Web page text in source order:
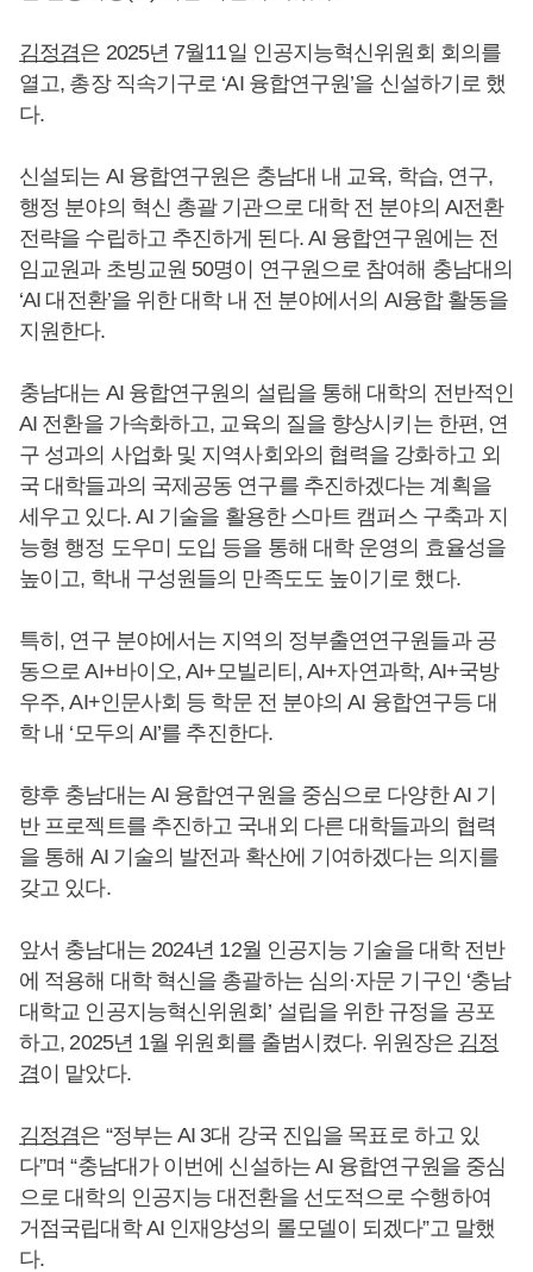
김정겸은 2025년 7월11일 인공지능혁신위원회 회의를
열고, 총장 직속기구로 ‘AI 융합연구원’을 신설하기로 했
다.
신설되는 AI 융합연구원은 충남대 내 교육, 학습, 연구,
행정 분야의 혁신 총괄 기관으로 대학 전 분야의 AI전환
전략을 수립하고 추진하게 된다. AI 융합연구원에는 전
임교원과 초빙교원 50명이 연구원으로 참여해 충남대의
‘AI 대전환’을 위한 대학 내 전 분야에서의 AI융합 활동을
지원한다.
충남대는 AI 융합연구원의 설립을 통해 대학의 전반적인
AI 전환을 가속화하고, 교육의 질을 향상시키는 한편, 연
구 성과의 사업화 및 지역사회와의 협력을 강화하고 외
국 대학들과의 국제공동 연구를 추진하겠다는 계획을
세우고 있다. AI 기술을 활용한 스마트 캠퍼스 구축과 지
능형 행정 도우미 도입 등을 통해 대학 운영의 효율성을
높이고, 학내 구성원들의 만족도도 높이기로 했다.
특히, 연구 분야에서는 지역의 정부출연연구원들과 공
동으로 AI+바이오, AI+모빌리티, AI+자연과학, AI+국방
우주, AI+인문사회 등 학문 전 분야의 AI 융합연구등 대
학 내 ‘모두의 AI’를 추진한다.
향후 충남대는 AI 융합연구원을 중심으로 다양한 AI 기
반 프로젝트를 추진하고 국내외 다른 대학들과의 협력
을 통해 AI 기술의 발전과 확산에 기여하겠다는 의지를
갖고 있다.
앞서 충남대는 2024년 12월 인공지능 기술을 대학 전반
에 적용해 대학 혁신을 총괄하는 심의·자문 기구인 ‘충남
대학교 인공지능혁신위원회’ 설립을 위한 규정을 공포
하고, 2025년 1월 위원회를 출범시켰다. 위원장은 김정
겸이 맡았다.
김정겸은 “정부는 AI 3대 강국 진입을 목표로 하고 있
다”며 “충남대가 이번에 신설하는 AI 융합연구원을 중심
으로 대학의 인공지능 대전환을 선도적으로 수행하여
거점국립대학 AI 인재양성의 롤모델이 되겠다”고 말했
다.